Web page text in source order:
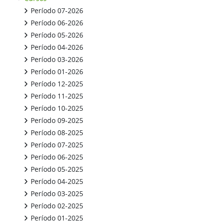
Período 07-2026
Período 06-2026
Período 05-2026
Período 04-2026
Período 03-2026
Período 01-2026
Período 12-2025
Período 11-2025
Período 10-2025
Período 09-2025
Período 08-2025
Período 07-2025
Período 06-2025
Período 05-2025
Período 04-2025
Período 03-2025
Período 02-2025
Período 01-2025